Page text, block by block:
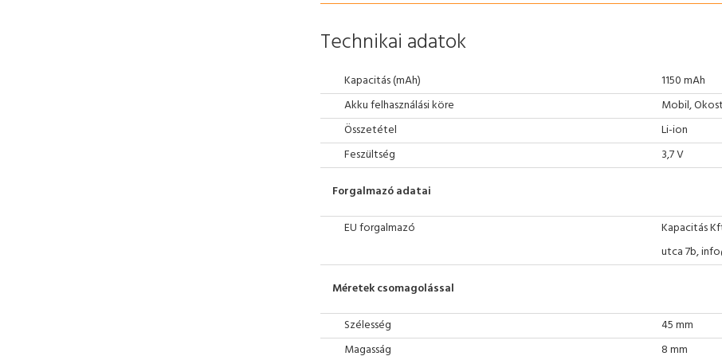
Technikai adatok
Kapacitás (mAh)
1150 mAh
Akku felhasználási köre
Mobil,
Összetétel
Li-ion
Feszültség
3,7 V
Forgalmazó adatai
EU forgalmazó
Kapacitás
utca 7b,
Méretek csomagolással
Szélesség
45 mm
Magasság
8 mm